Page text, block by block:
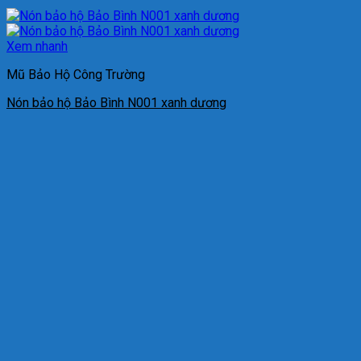
Xem nhanh
Mũ Bảo Hộ Công Trường
Nón bảo hộ Bảo Bình N001 xanh dương